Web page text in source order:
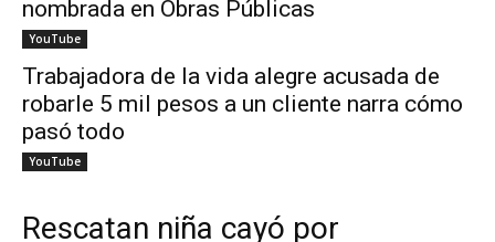
nombrada en Obras Públicas
YouTube
Trabajadora de la vida alegre acusada de
robarle 5 mil pesos a un cliente narra cómo
pasó todo
YouTube
Rescatan niña cayó por